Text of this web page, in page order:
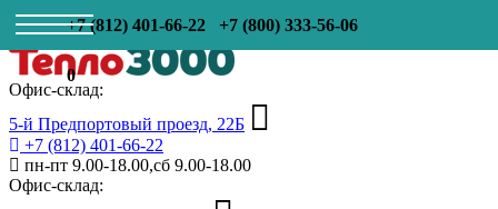
+7 (812) 401-66-22 +7 (800) 333-56-06
0
Офис-склад:
5-й Предпортовый проезд, 22Б
+7 (812) 401-66-22
пн-пт 9.00-18.00,сб 9.00-18.00
Офис-склад: